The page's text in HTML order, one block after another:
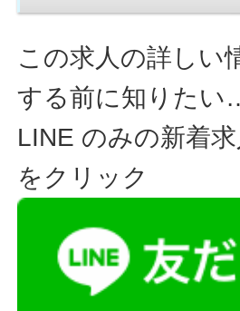
この求人の詳しい
する前に知りた
LINE のみの新着
をクリック